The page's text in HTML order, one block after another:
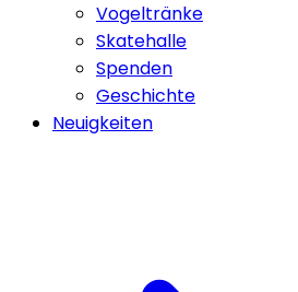
Vogeltränke
Skatehalle
Spenden
Geschichte
Neuigkeiten